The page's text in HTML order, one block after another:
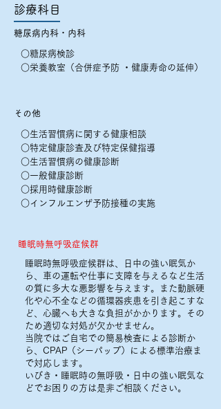
診療科目
糖尿病内科・内科
○糖尿病検診
○栄養教室（合併症予防 ・健康寿命の延伸）
その他
○生活習慣病に関する健康相談
○特定健康診査及び特定保健指導
○生活習慣病の健康診断
○一般健康診断
○採用時健康診断
○インフルエンザ予防接種の実施
睡眠時無呼吸症候群
睡眠時無呼吸症候群は、日中の強い眠気か
ら、車の運転や仕事に支障を与えるなど生活
の質に多大な悪影響を与えます。また動脈硬
化や心不全などの循環器疾患を引き起こすな
ど、心臓へも大きな負担がかかります。その
ため適切な対処が欠かせません。
当院ではご自宅での簡易検査による診断か
ら、CPAP（シーパップ）による標準治療ま
で対応します。
いびき・睡眠時の無呼吸・日中の強い眠気な
どでお困りの方は是非ご相談ください。